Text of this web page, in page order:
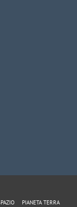
PIANETA TERRA